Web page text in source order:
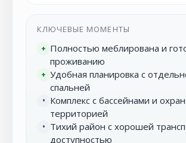
КЛЮЧЕВЫЕ МОМЕНТЫ
+ Полностью меблирована и
проживанию
+ Удобная планировка с
спальней
• Комплекс с бассейнами и
территорией
• Тихий район с хорошей
доступностью